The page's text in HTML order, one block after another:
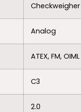
Checkweigher
Analog
ATEX, FM, OIML
C3
2.0